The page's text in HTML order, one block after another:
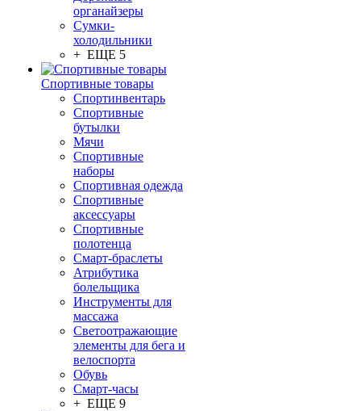
органайзеры
Сумки-
холодильники
+ ЕЩЕ 5
Спортивные товары
Спортинвентарь
Спортивные
бутылки
Мячи
Спортивные
наборы
Спортивная одежда
Спортивные
аксессуары
Спортивные
полотенца
Смарт-браслеты
Атрибутика
болельщика
Инструменты для
массажа
Светоотражающие
элементы для бега и
велоспорта
Обувь
Смарт-часы
+ ЕЩЕ 9